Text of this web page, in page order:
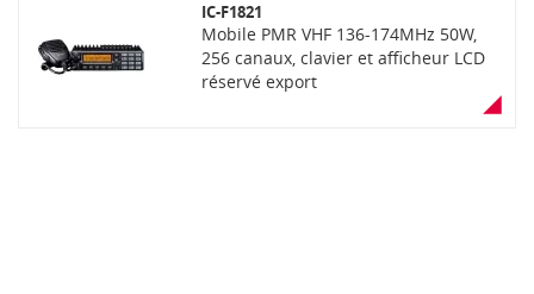
IC-F1821
Mobile PMR VHF 136-174MHz 50W,
256 canaux, clavier et afficheur LCD
réservé export